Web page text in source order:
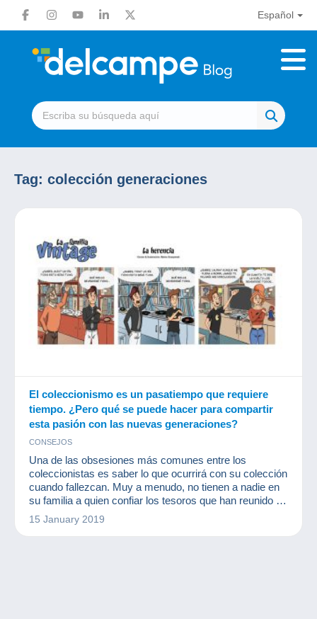
Español
Tag: colección generaciones
El coleccionismo es un pasatiempo que requiere
tiempo. ¿Pero qué se puede hacer para compartir
esta pasión con las nuevas generaciones?
CONSEJOS
Una de las obsesiones más comunes entre los
coleccionistas es saber lo que ocurrirá con su colección
cuando fallezcan. Muy a menudo, no tienen a nadie en
su familia a quien confiar los tesoros que han reunido a
lo largo de los años.
15 January 2019